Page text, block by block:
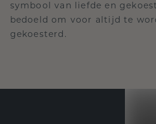
symbool van liefde en
bedoeld om voor altijd te
gekoesterd.